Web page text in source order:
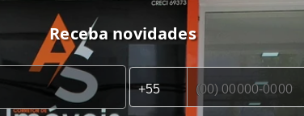
Receba novidades